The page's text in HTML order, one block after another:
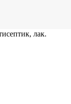
порошком.
лак.